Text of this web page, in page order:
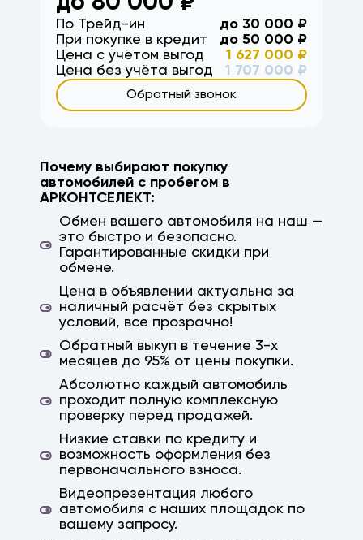
продольная, вторая продольная,
Краснодар, Ростов, Ростов-на-Дону,
Саратов, Астрахань, Михайловка, кача,
ерзовка, элиста, калмыкия, камышин,
дубовка, заказ авто, авто на заказ,
параллельный импорт, япония, корея, китай,
По Трейд-ин до 30 000 ₽
При покупке в кредит
до 50 000 ₽
Цена с учётом выгод
1 627 000 ₽
Цена без учёта выгод
1 707 000 ₽
Обратный звонок
Почему выбирают покупку
автомобилей с пробегом в
АРКОНТСЕЛЕКТ:
Обмен вашего автомобиля на наш —
это быстро и безопасно.
Гарантированные скидки при
обмене.
Цена в объявлении актуальна за
наличный расчёт без скрытых
условий, все прозрачно!
Обратный выкуп в течение 3-х
месяцев до 95% от цены покупки.
Абсолютно каждый автомобиль
проходит полную комплексную
проверку перед продажей.
Низкие ставки по кредиту и
возможность оформления без
первоначального взноса.
Видеопрезентация любого
автомобиля с наших площадок по
вашему запросу.